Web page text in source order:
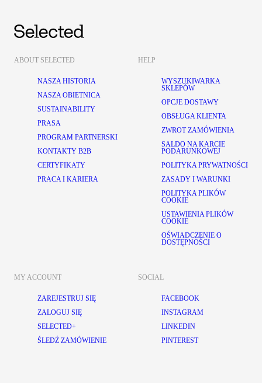
ABOUT SELECTED
NASZA HISTORIA
NASZA OBIETNICA
SUSTAINABILITY
PRASA
PROGRAM PARTNERSKI
KONTAKTY B2B
CERTYFIKATY
PRACA I KARIERA
HELP
WYSZUKIWARKA
SKLEPÓW
OPCJE DOSTAWY
OBSŁUGA KLIENTA
ZWROT ZAMÓWIENIA
SALDO NA KARCIE
PODARUNKOWEJ
POLITYKA PRYWATNOŚCI
ZASADY I WARUNKI
POLITYKA PLIKÓW
COOKIE
USTAWIENIA PLIKÓW
COOKIE
OŚWIADCZENIE O
DOSTĘPNOŚCI
MY ACCOUNT
ZAREJESTRUJ SIĘ
ZALOGUJ SIĘ
SELECTED+
ŚLEDŹ ZAMÓWIENIE
SOCIAL
FACEBOOK
INSTAGRAM
LINKEDIN
PINTEREST